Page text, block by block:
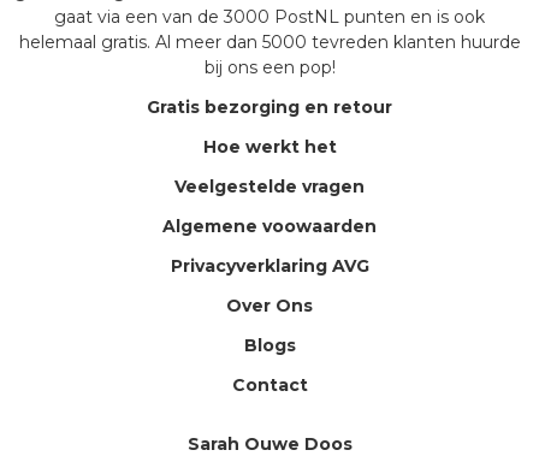
gaat via een van de 3000 PostNL punten en is ook
helemaal gratis. Al meer dan 5000 tevreden klanten huurde
bij ons een pop!
Gratis bezorging en retour
Hoe werkt het
Veelgestelde vragen
Algemene voowaarden
Privacyverklaring AVG
Over Ons
Blogs
Contact
Sarah Ouwe Doos